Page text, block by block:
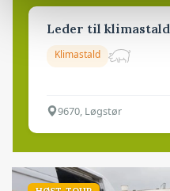
Leder til klimastald
Klimastald
9670, Løgstør